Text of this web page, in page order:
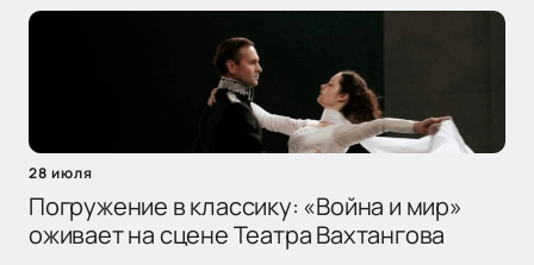
28 июля
Погружение в классику: «Война и мир»
оживает на сцене Театра Вахтангова